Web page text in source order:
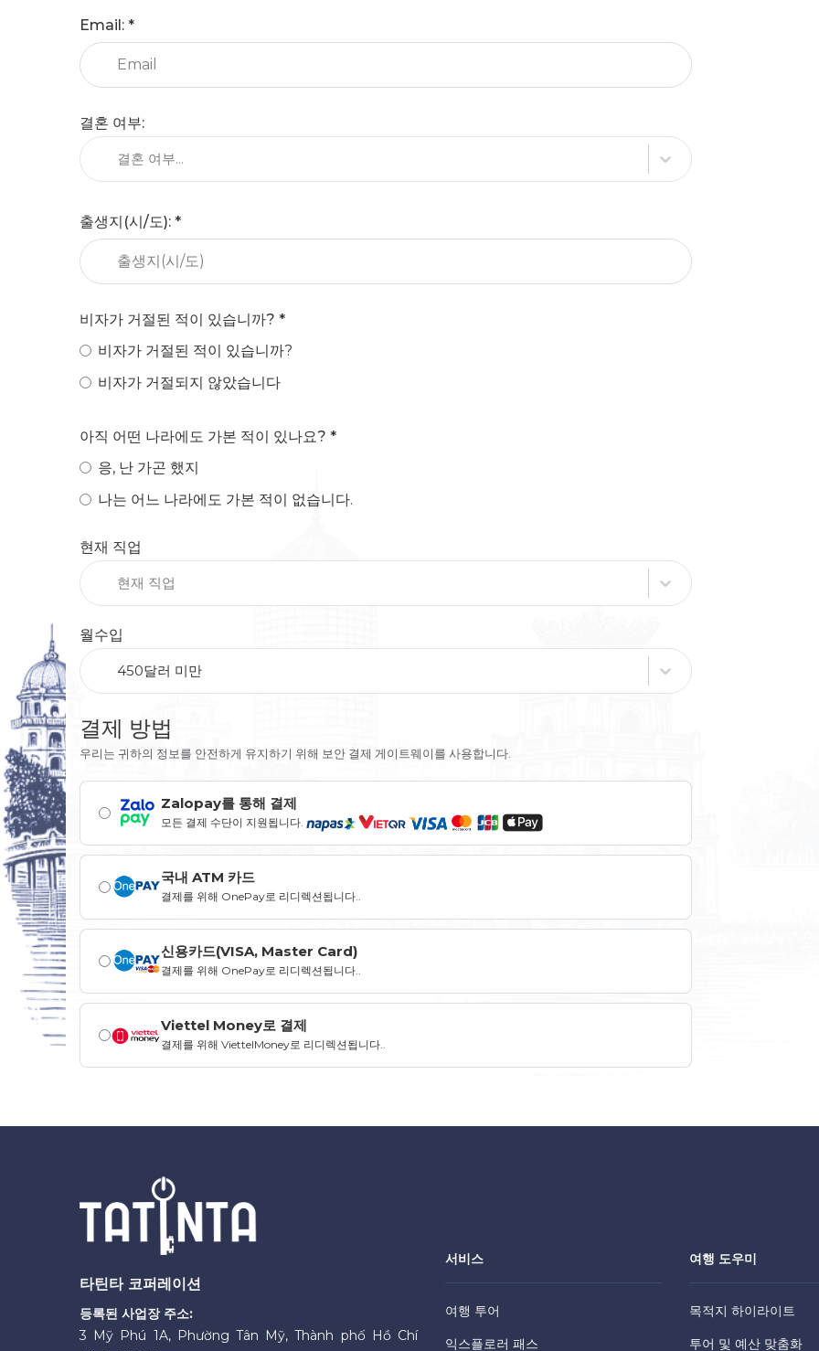
Email: *
결혼 여부:
결혼 여부...
출생지(시/도): *
비자가 거절된 적이 있습니까? *
비자가 거절된 적이 있습니까?
비자가 거절되지 않았습니다
아직 어떤 나라에도 가본 적이 있나요? *
응, 난 가곤 했지
나는 어느 나라에도 가본 적이 없습니다.
현재 직업
현재 직업
월수입
450달러 미만
결제 방법
우리는 귀하의 정보를 안전하게 유지하기 위해 보안 결제 게이트웨이를 사용합니다.
Zalopay를 통해 결제
모든 결제 수단이 지원됩니다.
국내 ATM 카드
결제를 위해 OnePay로 리디렉션됩니다..
신용카드(VISA, Master Card)
결제를 위해 OnePay로 리디렉션됩니다..
Viettel Money로 결제
결제를 위해 ViettelMoney로 리디렉션됩니다..
타틴타 코퍼레이션
등록된 사업장 주소:
3 Mỹ Phú 1A, Phường Tân Mỹ, Thành phố Hồ Chí
서비스
여행 투어
익스플로러 패스
여행 도우미
목적지 하이라이트
투어 및 예산 맞춤화